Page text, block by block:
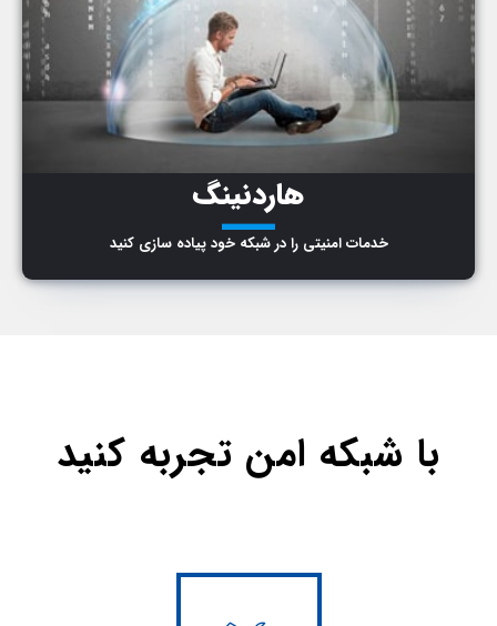
هاردنینگ
ـــ
خدمات امنیتی را در شبکه خود پیاده سازی کنید
با شبکه امن تجربه کنید